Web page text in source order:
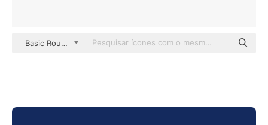
Basic Rounded Filled